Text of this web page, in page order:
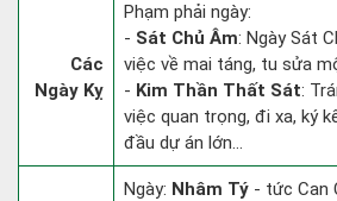
Các
Ngày Kỵ
Phạm phải ngày:
- Sát Chủ Âm: Ngày Sát
việc về mai táng, tu sửa
- Kim Thần Thất Sát:
việc quan trọng, đi xa, ký
đầu dự án lớn...
Ngày: Nhâm Tý - tức Can